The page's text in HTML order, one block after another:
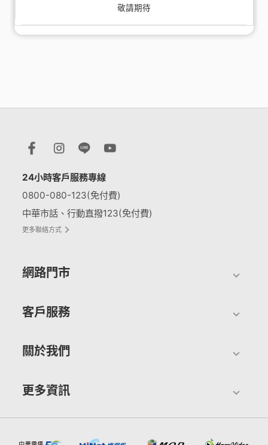
敬請期待
24小時客戶服務專線
0800-080-123(免付費)
中華市話、行動直撥123(免付費)
更多聯絡方式
網路門市
客戶服務
關於我們
更多資訊